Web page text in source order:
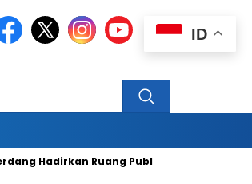
Ruang Publik Bersama melalui
ID